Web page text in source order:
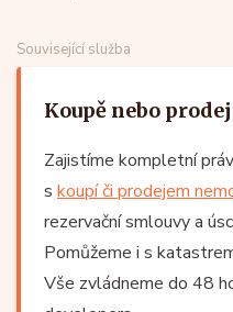
Související služba
Koupě nebo
Zajistíme kompletní
s koupí či prodejem
rezervační smlouvy a
Pomůžeme i s
Vše zvládneme do 48